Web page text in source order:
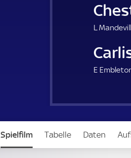
L
E
Spielfilm Tabelle Daten